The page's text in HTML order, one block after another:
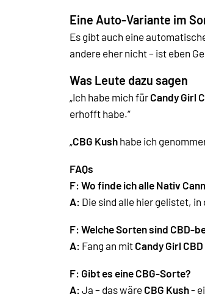
Eine Auto-Variante im
Es gibt auch eine
andere eher nicht – ist eben
Was Leute dazu sagen
„Ich habe mich für Candy Girl
erhofft habe.“
„CBG Kush habe ich
FAQs
F: Wo finde ich alle Nativ
A: Die sind alle hier gelistet,
F: Welche Sorten sind CBD-
A: Fang an mit Candy Girl CBD
F: Gibt es eine CBG-Sorte?
A: Ja – das wäre CBG Kush-